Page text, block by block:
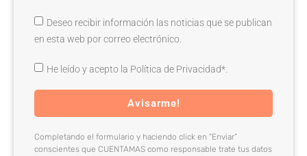
Deseo recibir información las noticias que se publican
en esta web por correo electrónico.
He leído y acepto la Política de Privacidad*.
Avisarme!
Completando el formulario y haciendo click en “Enviar”
conscientes que CUENTAMAS como responsable trate tus datos